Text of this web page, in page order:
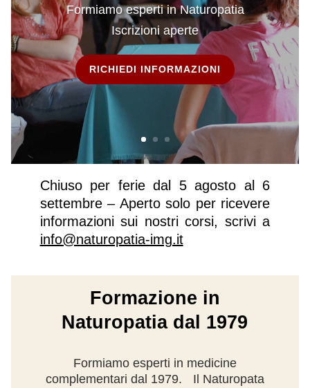
Formiamo esperti in Naturopatia
Iscrizioni aperte
RICHIEDI INFORMAZIONI
Chiuso per ferie dal 5 agosto al 6
settembre – Aperto solo per ricevere
informazioni sui nostri corsi, scrivi a
info@naturopatia-img.it
Formazione in
Naturopatia dal 1979
Formiamo esperti in medicine
complementari dal 1979.
Il Naturopata